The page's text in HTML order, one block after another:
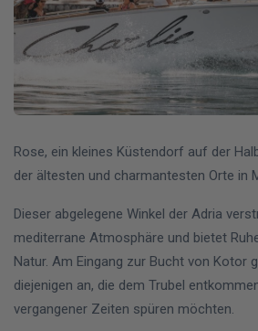
Rose, ein kleines Küstendorf auf der
der ältesten und charmantesten Orte in
Dieser abgelegene Winkel der Adria
mediterrane Atmosphäre und bietet
Natur. Am Eingang zur Bucht von Kotor
diejenigen an, die dem Trubel
vergangener Zeiten spüren möchten.